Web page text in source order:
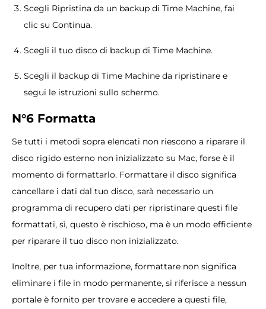
Scegli Ripristina da un backup di Time Machine, fai
clic su Continua.
Scegli il tuo disco di backup di Time Machine.
Scegli il backup di Time Machine da ripristinare e
segui le istruzioni sullo schermo.
N°6 Formatta
Se tutti i metodi sopra elencati non riescono a riparare il
disco rigido esterno non inizializzato su Mac, forse è il
momento di formattarlo. Formattare il disco significa
cancellare i dati dal tuo disco, sarà necessario un
programma di recupero dati per ripristinare questi file
formattati, sì, questo è rischioso, ma è un modo efficiente
per riparare il tuo disco non inizializzato.
Inoltre, per tua informazione, formattare non significa
eliminare i file in modo permanente, si riferisce a nessun
portale è fornito per trovare e accedere a questi file,